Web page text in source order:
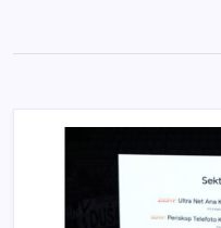
content